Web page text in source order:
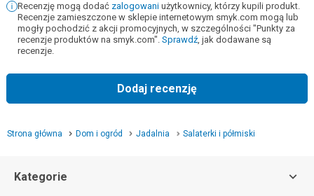
Recenzję mogą dodać zalogowani użytkownicy, którzy kupili produkt.
Recenzje zamieszczone w sklepie internetowym smyk.com mogą lub
mogły pochodzić z akcji promocyjnych, w szczególności "Punkty za
recenzje produktów na smyk.com". Sprawdź, jak dodawane są
recenzje.
Dodaj recenzję
Strona główna Dom i ogród Jadalnia Salaterki i półmiski
Kategorie